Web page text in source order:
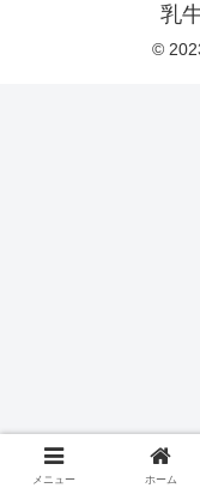
乳
©
メニュー ホーム